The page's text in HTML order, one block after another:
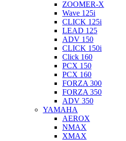
ZOOMER-X
Wave 125i
CLICK 125i
LEAD 125
ADV 150
CLICK 150i
Click 160
PCX 150
PCX 160
FORZA 300
FORZA 350
ADV 350
YAMAHA
AEROX
NMAX
XMAX